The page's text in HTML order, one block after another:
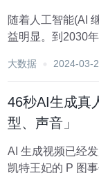
随着人工智能(AI
益明显。到2030
些准备在未来十年利
大数据 2024-03-
46秒AI生成真
型、声音」
AI 生成视频已经
凯特王妃的 P 图